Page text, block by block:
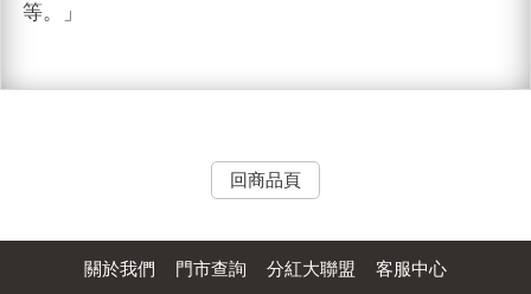
等。」
回商品頁
關於我們 門市查詢 分紅大聯盟 客服中心